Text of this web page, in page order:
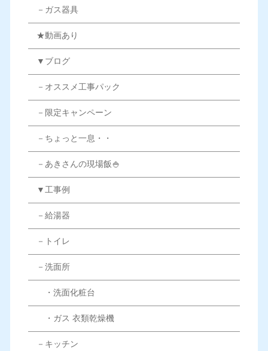
－ガス器具
★動画あり
▼ブログ
－オススメ工事パック
－限定キャンペーン
－ちょっと一息・・
－あきさんの現場飯🍚
▼工事例
－給湯器
－トイレ
－洗面所
・洗面化粧台
・ガス 衣類乾燥機
－キッチン